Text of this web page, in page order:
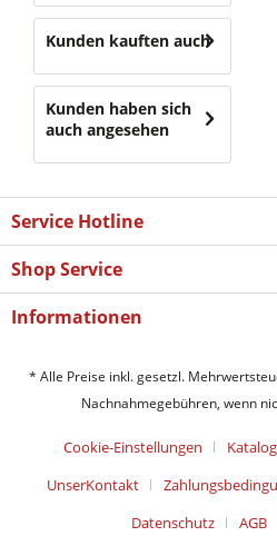
Kunden kauften auch
Kunden haben sich
auch angesehen
Service Hotline
Shop Service
Informationen
* Alle Preise inkl. gesetzl.
Nachnahmegebühren, wenn
Cookie-Einstellungen
UnserKontakt
Datenschutz
AGB